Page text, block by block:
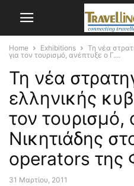
Home Exhibitions
Τη νέα
για τον τουρισμό, ανέπτυξε ο Γ....
Τη νέα
ελληνικής
τον τουρισμό,
Νικητιάδης
operators της
31 Μαρτίου, 2011